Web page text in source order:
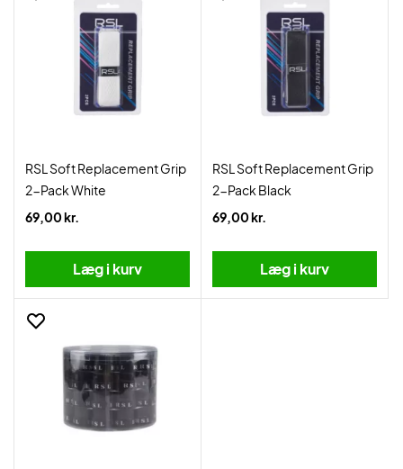
RSL Soft Replacement Grip
2-Pack White
69,00 kr.
Læg i kurv
RSL Soft Replacement Grip
2-Pack Black
69,00 kr.
Læg i kurv